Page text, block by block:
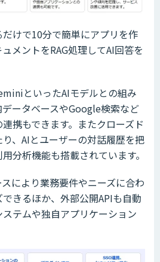
けで10分で簡単にアプリを作
メントをRAG処理してAI回答を
といったAIモデルとの組み
ータベースやGoogle検索など
携もできます。またクローズド
、AIとユーザーの対話履歴を把
分析機能も搭載されています。
により業務要件やニーズに合わ
きるほか、外部公開APIも自動
テムや独自アプリケーション